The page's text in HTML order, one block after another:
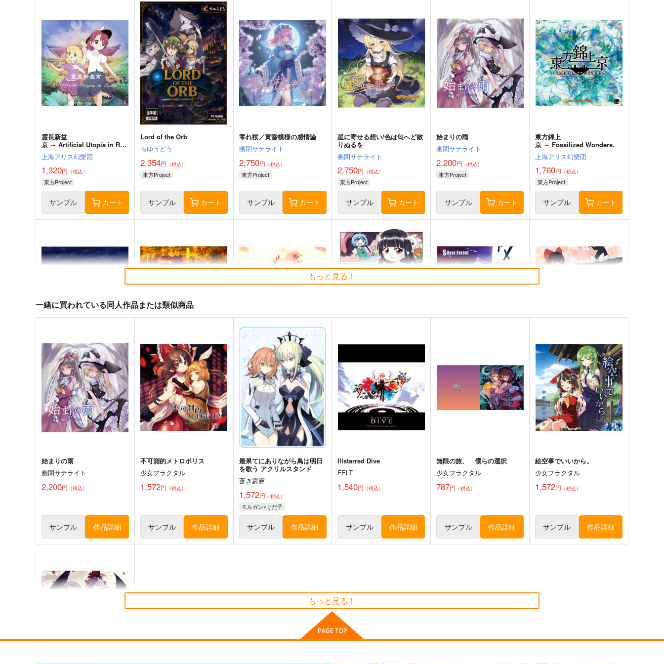
霊長新益
京 ～ Artificial Utopia in Rui
ns.
上海アリス幻樂団
1,320円 （税込）
東方Project
サンプル カート
Lord of the Orb
ちゆうどう
2,354円 （税込）
東方Project
サンプル カート
零れ桜／黄昏模様の感情論
幽閉サテライト
2,750円 （税込）
東方Project
サンプル カート
星に寄せる想い/色は匂へど散
りぬるを
幽閉サテライト
2,750円 （税込）
東方Project
サンプル カート
始まりの雨
幽閉サテライト
2,200円 （税込）
東方Project
サンプル カート
東方錦上
京 ～ Fossilized Wonders.
上海アリス幻樂団
1,760円 （税込）
東方Project
サンプル カート
寂光寂
滅 ～ The Truth of the Cessa
tion of Dukkha
Demetori
1,320円（税込）
東方Project 博麗霊夢
サンプル カート
東方剛欲異聞～水没した沈愁
地獄
黄昏フロンティア
2,200円（税込）
東方Project
サンプル カート
東方紅魔郷～
the Embodiment of Scarlet
Devil～
上海アリス幻樂団
1,100 （税込）
東方Project
サンプル カート
イナバ式肝試し
Seraphim Castle
550円（税込）
東方Project
蓬莱山輝夜
藤原妹紅
サンプル カート
Clutch Shooter #05
1,430円（税込）
十六夜咲夜
東方M-1ぐらんぷり音楽集３
あ～るの～と
2,750円（税込）
東方Project
サンプル カート
必然のカタストロフィ／
東方Project
そだててYU→MA
さとりとおりんのほのぼの四
ひてさむし
東方Project さとり×お燐
東方夢想夏郷
5SHORT DEMO MOVIE
舞風-Maikaze
787円
東方Project
風見幽香は「楽」したい
チルノという少女ー純文学チ
牧草べびぃべっど
東方Project チルノ
もっと見る！
一緒に買われている同人作品または類似商品
始まりの雨
幽閉サテライト
2,200円 （税込）
サンプル 作品詳細
不可測的メトロポリス
少女フラクタル
1,572円 （税込）
サンプル 作品詳細
最果てにありながら鳥は明日
を歌う アクリルスタンド
蒼き霹靂
1,572円 （税込）
モルガン×ぐだ子
サンプル 作品詳細
Illstarred Dive
FELT
1,540円 （税込）
サンプル 作品詳細
無限の旅、 僕らの選択
少女フラクタル
787円 （税込）
サンプル 作品詳細
絵空事でいいから。
少女フラクタル
1,572円 （税込）
サンプル 作品詳細
もっと見る！